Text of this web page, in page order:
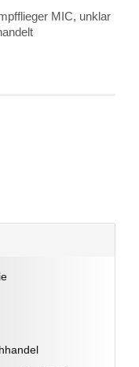
MIC, unklar